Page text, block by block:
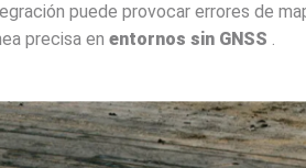
puede provocar errores de
precisa en entornos sin GNSS .